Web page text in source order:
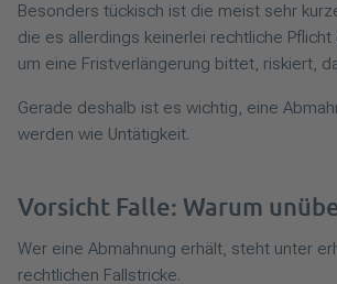
Besonders tückisch ist die meist sehr
die es allerdings keinerlei rechtliche
um eine Fristverlängerung bittet, riskiert,
Gerade deshalb ist es wichtig, eine
werden wie Untätigkeit.
Vorsicht Falle: Warum
Wer eine Abmahnung erhält, steht unter
rechtlichen Fallstricke.